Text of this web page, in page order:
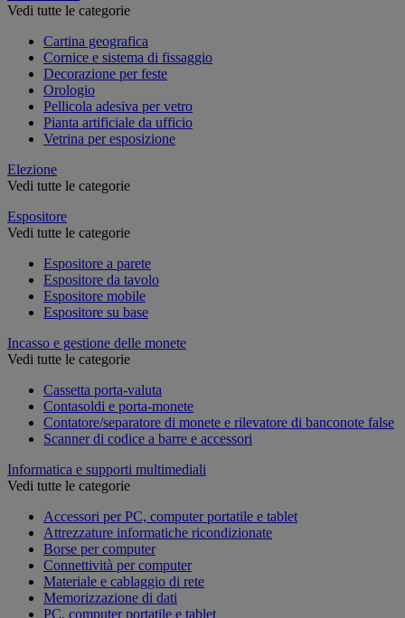
Vedi tutte le categorie
Cartina geografica
Cornice e sistema di fissaggio
Decorazione per feste
Orologio
Pellicola adesiva per vetro
Pianta artificiale da ufficio
Vetrina per esposizione
Elezione
Vedi tutte le categorie
Espositore
Vedi tutte le categorie
Espositore a parete
Espositore da tavolo
Espositore mobile
Espositore su base
Incasso e gestione delle monete
Vedi tutte le categorie
Cassetta porta-valuta
Contasoldi e porta-monete
Contatore/separatore di monete e rilevatore di banconote false
Scanner di codice a barre e accessori
Informatica e supporti multimediali
Vedi tutte le categorie
Accessori per PC, computer portatile e tablet
Attrezzature informatiche ricondizionate
Borse per computer
Connettività per computer
Materiale e cablaggio di rete
Memorizzazione di dati
PC, computer portatile e tablet